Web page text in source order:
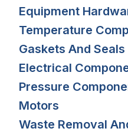
Equipment
Temperature
Gaskets And Seals
Electrical
Pressure
Motors
Waste Removal